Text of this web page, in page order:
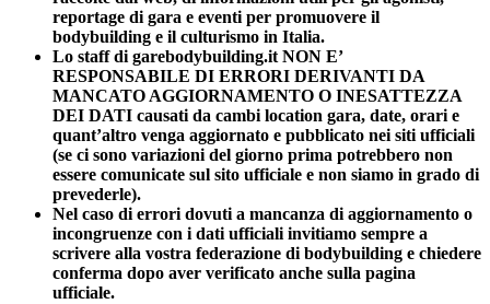
reportage di gara e eventi per promuovere il
bodybuilding e il culturismo in Italia.
Lo staff di garebodybuilding.it NON E’
RESPONSABILE DI ERRORI DERIVANTI DA
MANCATO AGGIORNAMENTO O INESATTEZZA
DEI DATI causati da cambi location gara, date, orari e
quant’altro venga aggiornato e pubblicato nei siti ufficiali
(se ci sono variazioni del giorno prima potrebbero non
essere comunicate sul sito ufficiale e non siamo in grado di
prevederle).
Nel caso di errori dovuti a mancanza di aggiornamento o
incongruenze con i dati ufficiali invitiamo sempre a
scrivere alla vostra federazione di bodybuilding e chiedere
conferma dopo aver verificato anche sulla pagina
ufficiale.